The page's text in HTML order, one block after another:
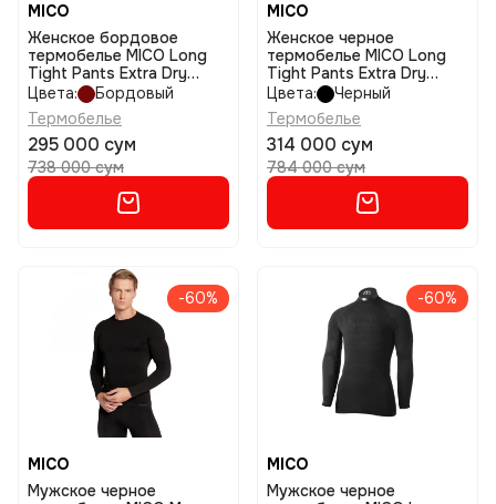
MICO
Женское бордовое
термобелье MICO Long
Tight Pants Extra Dry
Skintech размер iv
Цвета:
Бордовый
Термобелье
295 000 сум
738 000 сум
MICO
Женское черное
термобелье MICO Long
Tight Pants Extra Dry
Skintech размер iv
Цвета:
Черный
Термобелье
314 000 сум
784 000 сум
-60%
MICO
Мужское черное
-60%
MICO
Мужское черное